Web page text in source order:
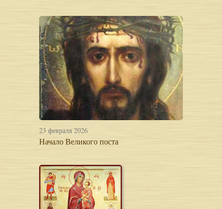
23 февраля 2026
Начало Великого поста